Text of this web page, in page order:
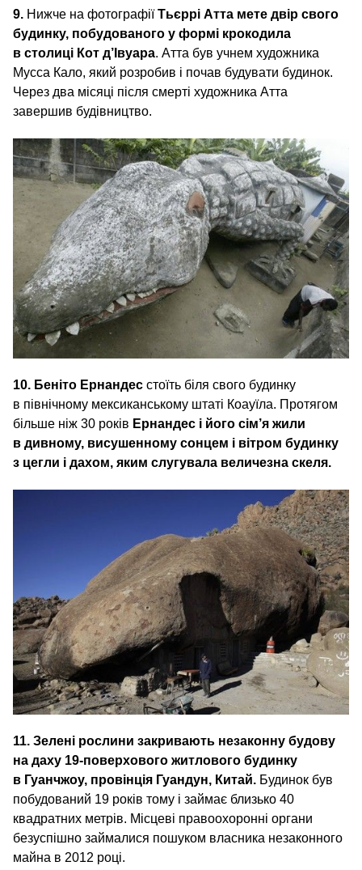
9. Нижче на фотографіїТьєррі Атта мете двір свого
будинку, побудованого у формі крокодила
в столиці Кот д’Івуара. Атта був учнем художника
Мусса Кало, який розробив і почав будувати будинок.
Через два місяці після смерті художника Атта
завершив будівництво.
10. Беніто Ернандес стоїть біля свого будинку
в північному мексиканському штаті Коауїла. Протягом
більше ніж 30 років Ернандес і його сім’я жили
в дивному, висушенному сонцем і вітром будинку
з цегли і дахом, яким слугувала величезна скеля.
11. Зелені рослини закривають незаконну будову
на даху 19-поверхового житлового будинку
в Гуанчжоу, провінція Гуандун, Китай. Будинок був
побудований 19 років тому і займає близько 40
квадратних метрів. Місцеві правоохоронні органи
безуспішно займалися пошуком власника незаконного
майна в 2012 році.